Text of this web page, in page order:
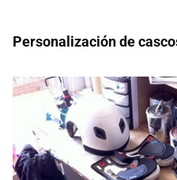
Personalización de